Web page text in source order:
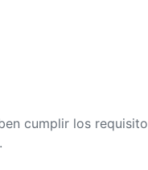
cumplir los